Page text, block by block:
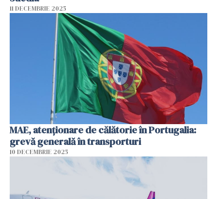
11 DECEMBRIE 2025
MAE, atenţionare de călătorie în Portugalia:
grevă generală în transporturi
10 DECEMBRIE 2025